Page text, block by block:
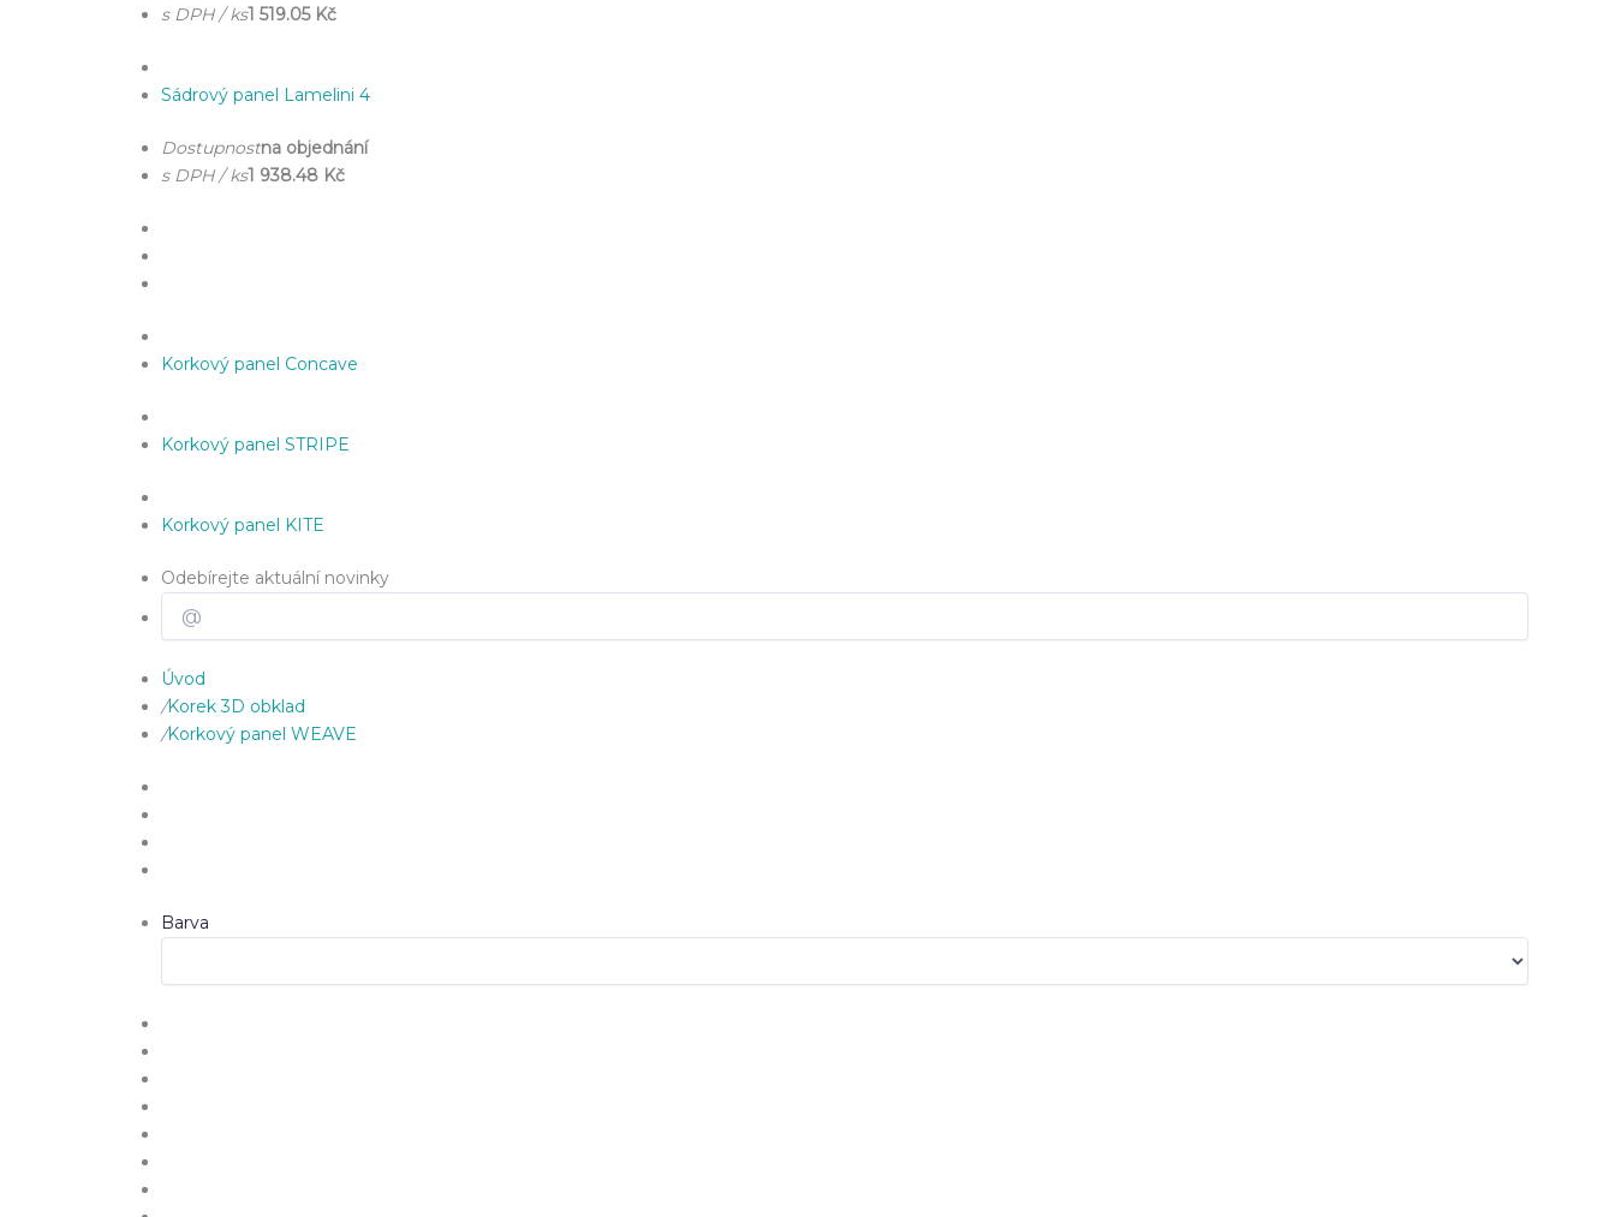
s DPH / ks1 519.05 Kč
Sádrový panel Lamelini 4
Dostupnostna objednání
s DPH / ks1 938.48 Kč
Korkový panel Concave
Korkový panel STRIPE
Korkový panel KITE
Odebírejte aktuální novinky
Úvod
/Korek 3D obklad
/Korkový panel WEAVE
Barva